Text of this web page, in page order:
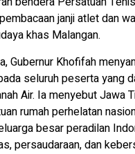
janji atlet dan
khas Malangan.
Gubernur Khofifah
seluruh peserta yang
Air. Ia menyebut Jawa
rumah perhelatan
besar peradilan
persaudaraan, dan